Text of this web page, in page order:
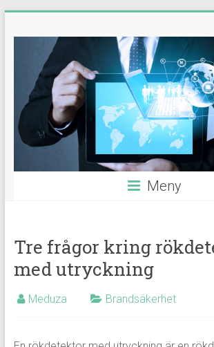
Guider,
tips
nyheter
Meny
Tre frågor kring
med utryckning
Meduza Brandsäkerhet